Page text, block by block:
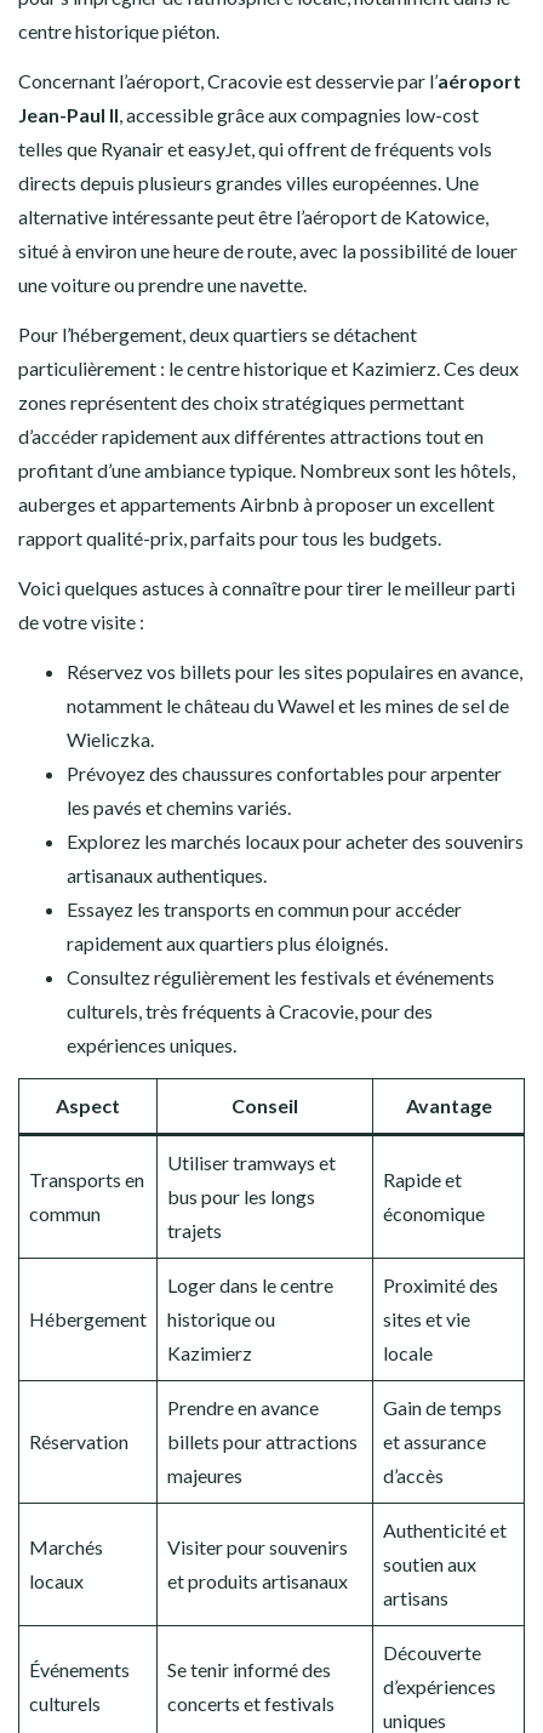
centre historique piéton.
Concernant l’aéroport, Cracovie est desservie par l’aéroport
Jean-Paul II , accessible grâce aux compagnies low-cost
telles que Ryanair et easyJet, qui offrent de fréquents vols
directs depuis plusieurs grandes villes européennes. Une
alternative intéressante peut être l’aéroport de Katowice,
situé à environ une heure de route, avec la possibilité de louer
une voiture ou prendre une navette.
Pour l’hébergement, deux quartiers se détachent
particulièrement : le centre historique et Kazimierz. Ces deux
zones représentent des choix stratégiques permettant
d’accéder rapidement aux différentes attractions tout en
profitant d’une ambiance typique. Nombreux sont les hôtels,
auberges et appartements Airbnb à proposer un excellent
rapport qualité-prix, parfaits pour tous les budgets.
Voici quelques astuces à connaître pour tirer le meilleur parti
de votre visite :
Réservez vos billets pour les sites populaires en avance,
notamment le château du Wawel et les mines de sel de
Wieliczka.
Prévoyez des chaussures confortables pour arpenter
les pavés et chemins variés.
Explorez les marchés locaux pour acheter des souvenirs
artisanaux authentiques.
Essayez les transports en commun pour accéder
rapidement aux quartiers plus éloignés.
Consultez régulièrement les festivals et événements
culturels, très fréquents à Cracovie, pour des
expériences uniques.
Aspect Conseil Avantage
Transports en
commun
Utiliser tramways et
bus pour les longs
trajets
Rapide et
économique
Hébergement
Loger dans le centre
historique ou
Kazimierz
Proximité des
sites et vie
locale
Réservation
Prendre en avance
billets pour attractions
majeures
Gain de temps
et assurance
d’accès
Marchés
locaux
Visiter pour souvenirs
et produits artisanaux
Authenticité et
soutien aux
artisans
Événements
culturels
Se tenir informé des
concerts et festivals
Découverte
d’expériences
uniques